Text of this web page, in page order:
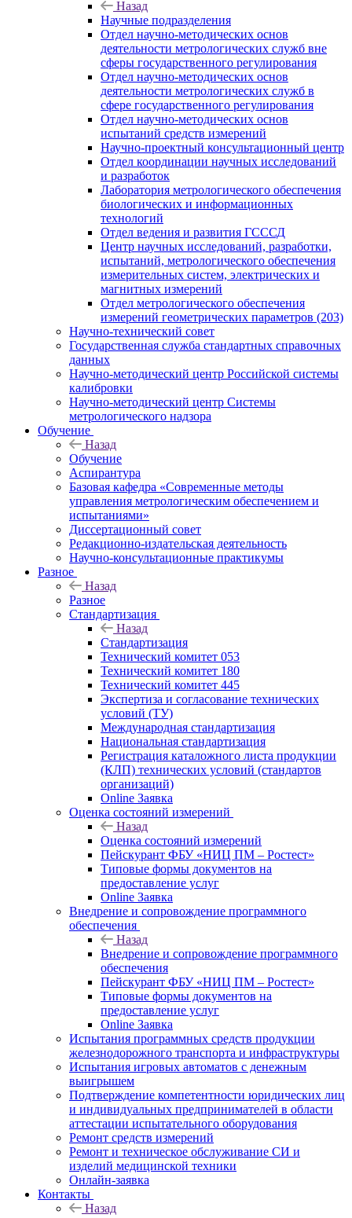
Назад
Научные подразделения
Отдел научно-методических основ
деятельности метрологических служб вне
сферы государственного регулирования
Отдел научно-методических основ
деятельности метрологических служб в
сфере государственного регулирования
Отдел научно-методических основ
испытаний средств измерений
Научно-проектный консультационный центр
Отдел координации научных исследований
и разработок
Лаборатория метрологического обеспечения
биологических и информационных
технологий
Отдел ведения и развития ГСССД
Центр научных исследований, разработки,
испытаний, метрологического обеспечения
измерительных систем, электрических и
магнитных измерений
Отдел метрологического обеспечения
измерений геометрических параметров (203)
Научно-технический совет
Государственная служба стандартных справочных
данных
Научно-методический центр Российской системы
калибровки
Научно-методический центр Системы
метрологического надзора
Обучение
Назад
Обучение
Аспирантура
Базовая кафедра «Современные методы
управления метрологическим обеспечением и
испытаниями»
Диссертационный совет
Редакционно-издательская деятельность
Научно-консультационные практикумы
Разное
Назад
Разное
Стандартизация
Назад
Стандартизация
Технический комитет 053
Технический комитет 180
Технический комитет 445
Экспертиза и согласование технических
условий (ТУ)
Международная стандартизация
Национальная стандартизация
Регистрация каталожного листа продукции
(КЛП) технических условий (стандартов
организаций)
Online Заявка
Оценка состояний измерений
Назад
Оценка состояний измерений
Пейскурант ФБУ «НИЦ ПМ – Ростест»
Типовые формы документов на
предоставление услуг
Online Заявка
Внедрение и сопровождение программного
обеспечения
Назад
Внедрение и сопровождение программного
обеспечения
Пейскурант ФБУ «НИЦ ПМ – Ростест»
Типовые формы документов на
предоставление услуг
Online Заявка
Испытания программных средств продукции
железнодорожного транспорта и инфраструктуры
Испытания игровых автоматов с денежным
выигрышем
Подтверждение компетентности юридических лиц
и индивидуальных предпринимателей в области
аттестации испытательного оборудования
Ремонт средств измерений
Ремонт и техническое обслуживание СИ и
изделий медицинской техники
Онлайн-заявка
Контакты
Назад